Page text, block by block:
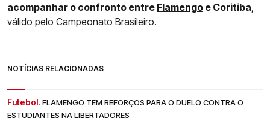
acompanhar o confronto entre Flamengo e Coritiba
válido pelo Campeonato Brasileiro.
NOTÍCIAS RELACIONADAS
Futebol. FLAMENGO TEM REFORÇOS PARA O DUELO CONTRA O
ESTUDIANTES NA LIBERTADORES